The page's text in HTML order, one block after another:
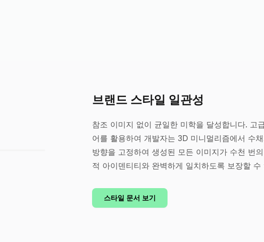
브랜드 스타일 일관성
참조 이미지 없이 균일한 미학을 달성합니다. 고
어를 활용하여 개발자는 3D 미니멀리즘에서 수
방향을 고정하여 생성된 모든 이미지가 수천 번
적 아이덴티티와 완벽하게 일치하도록 보장할 수
스타일 문서 보기